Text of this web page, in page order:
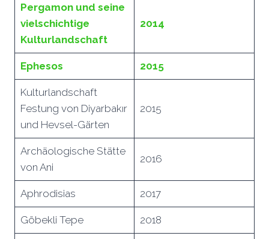
Pergamon und seine
vielschichtige
Kulturlandschaft
2014
Ephesos 2015
Kulturlandschaft
Festung von Diyarbakır
und Hevsel-Gärten
2015
Archäologische Stätte
von Ani
2016
Aphrodisias 2017
Göbekli Tepe 2018